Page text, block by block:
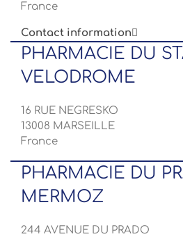
France
Contact information
PHARMACIE DU
VELODROME
16 RUE NEGRESKO
13008 MARSEILLE
France
PHARMACIE DU
MERMOZ
244 AVENUE DU PRADO